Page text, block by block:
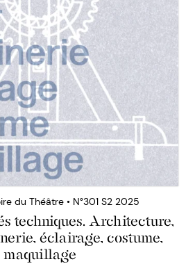
du Théâtre • N°301 S2 2025
techniques. Architecture,
éclairage, costume,
maquillage